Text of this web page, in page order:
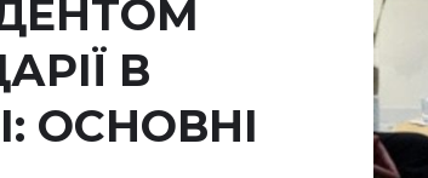
В
ОСНОВНІ